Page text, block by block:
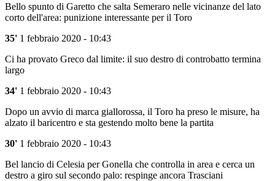
Bello spunto di Garetto che salta Semeraro nelle vicinanze del lato
corto dell'area: punizione interessante per il Toro
35' 1 febbraio 2020 - 10:43
Ci ha provato Greco dal limite: il suo destro di controbatto termina
largo
34' 1 febbraio 2020 - 10:43
Dopo un avvio di marca giallorossa, il Toro ha preso le misure, ha
alzato il baricentro e sta gestendo molto bene la partita
30' 1 febbraio 2020 - 10:43
Bel lancio di Celesia per Gonella che controlla in area e cerca un
destro a giro sul secondo palo: respinge ancora Trasciani